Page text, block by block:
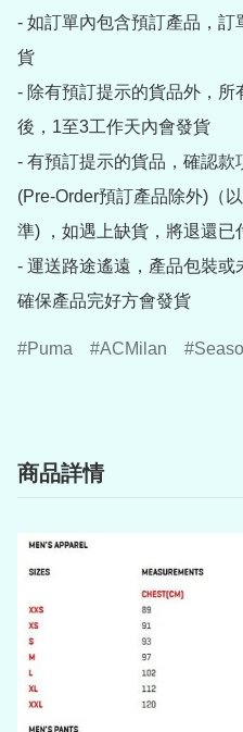
- 如訂單內包含預訂產品，
貨
- 除有預訂提示的貨品外，
後，1至3工作天內會發貨
- 有預訂提示的貨品，確認
(Pre-Order預訂產品除外)（
準) ，如遇上缺貨，將退還已
- 運送路途遙遠，產品包裝或
確保產品完好方會發貨
Puma ACMilan
商品詳情